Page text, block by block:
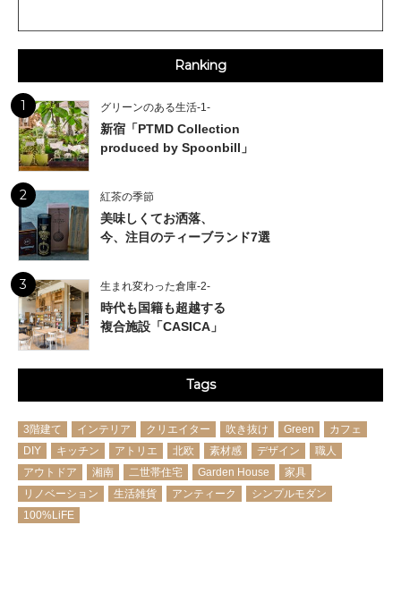
Ranking
1 グリーンのある生活-1-
新宿「PTMD Collection
produced by Spoonbill」
2 紅茶の季節
美味しくてお洒落、
今、注目のティーブランド7選
3 生まれ変わった倉庫-2-
時代も国籍も超越する
複合施設「CASICA」
Tags
3階建て インテリア クリエイター 吹き抜け Green
カフェ
DIY
キッチン アトリエ 北欧 素材感 デザイン
職人
アウトドア
湘南 二世帯住宅 Garden House
家具
リノベーション
生活雑貨 アンティーク
シンプルモダン
100%LiFE